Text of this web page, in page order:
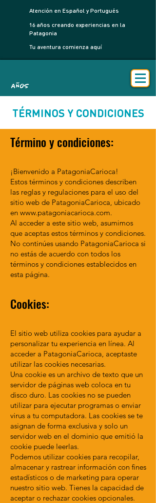
Atención en Español y Portugués
16 años creando experiencias en la
Patagonia
Tu aventura comienza aquí
AÑOS
TÉRMINOS Y CONDICIONES
Término y condiciones:
¡Bienvenido a PatagoniaCarioca!
Estos términos y condiciones describen
las reglas y regulaciones para el uso del
sitio web de PatagoniaCarioca, ubicado
en www.patagoniacarioca.com.
Al acceder a este sitio web, asumimos
que aceptas estos términos y condiciones.
No continúes usando PatagoniaCarioca si
no estás de acuerdo con todos los
términos y condiciones establecidos en
esta página.
Cookies:
El sitio web utiliza cookies para ayudar a
personalizar tu experiencia en línea. Al
acceder a PatagoniaCarioca, aceptaste
utilizar las cookies necesarias.
Una cookie es un archivo de texto que un
servidor de páginas web coloca en tu
disco duro. Las cookies no se pueden
utilizar para ejecutar programas o enviar
virus a tu computadora. Las cookies se te
asignan de forma exclusiva y solo un
servidor web en el dominio que emitió la
cookie puede leerlas.
Podemos utilizar cookies para recopilar,
almacenar y rastrear información con fines
estadísticos o de marketing para operar
nuestro sitio web. Tienes la capacidad de
aceptar o rechazar cookies opcionales.